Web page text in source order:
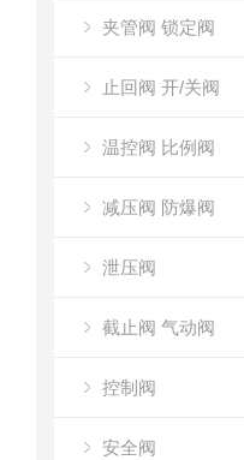
夹管阀 锁定阀
止回阀 开/关阀
温控阀 比例阀
减压阀 防爆阀
泄压阀
截止阀 气动阀
控制阀
安全阀